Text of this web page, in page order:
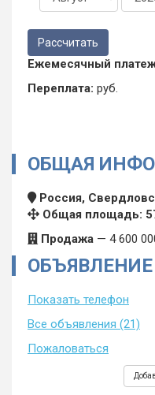
Ежемесячный
Переплата: руб.
ОБЩАЯ
Россия,
Общая площадь:
Продажа — 4 600
Показать телефон
Все объявления (21)
Пожаловаться